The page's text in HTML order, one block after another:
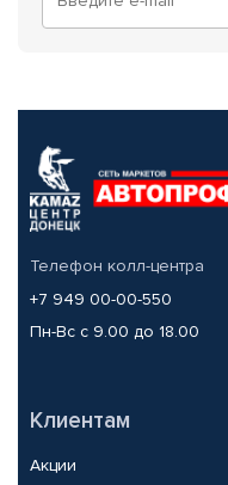
Телефон колл-центра
+7 949 00-00-550
Пн-Вс с 9.00 до 18.00
Клиентам
Акции